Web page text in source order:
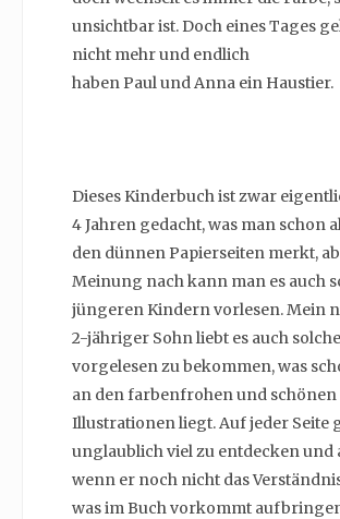
unsichtbar ist. Doch eines Tages
nicht mehr und endlich
haben Paul und Anna ein Haustier.
Dieses Kinderbuch ist zwar
4 Jahren gedacht, was man schon
den dünnen Papierseiten merkt,
Meinung nach kann man es auch
jüngeren Kindern vorlesen. Mein
2-jähriger Sohn liebt es auch
vorgelesen zu bekommen, was
an den farbenfrohen und schönen
Illustrationen liegt. Auf jeder Seite
unglaublich viel zu entdecken und
wenn er noch nicht das
was im Buch vorkommt